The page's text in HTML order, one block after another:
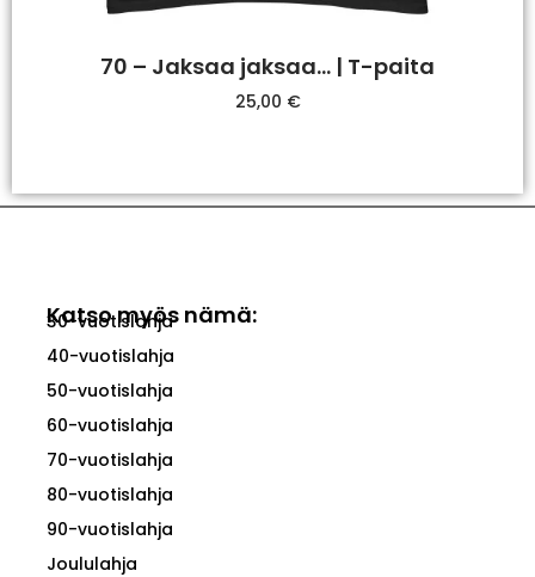
70 – Jaksaa jaksaa… | T-paita
25,00 €
Katso myös nämä:
30-vuotislahja
40-vuotislahja
50-vuotislahja
60-vuotislahja
70-vuotislahja
80-vuotislahja
90-vuotislahja
Joululahja